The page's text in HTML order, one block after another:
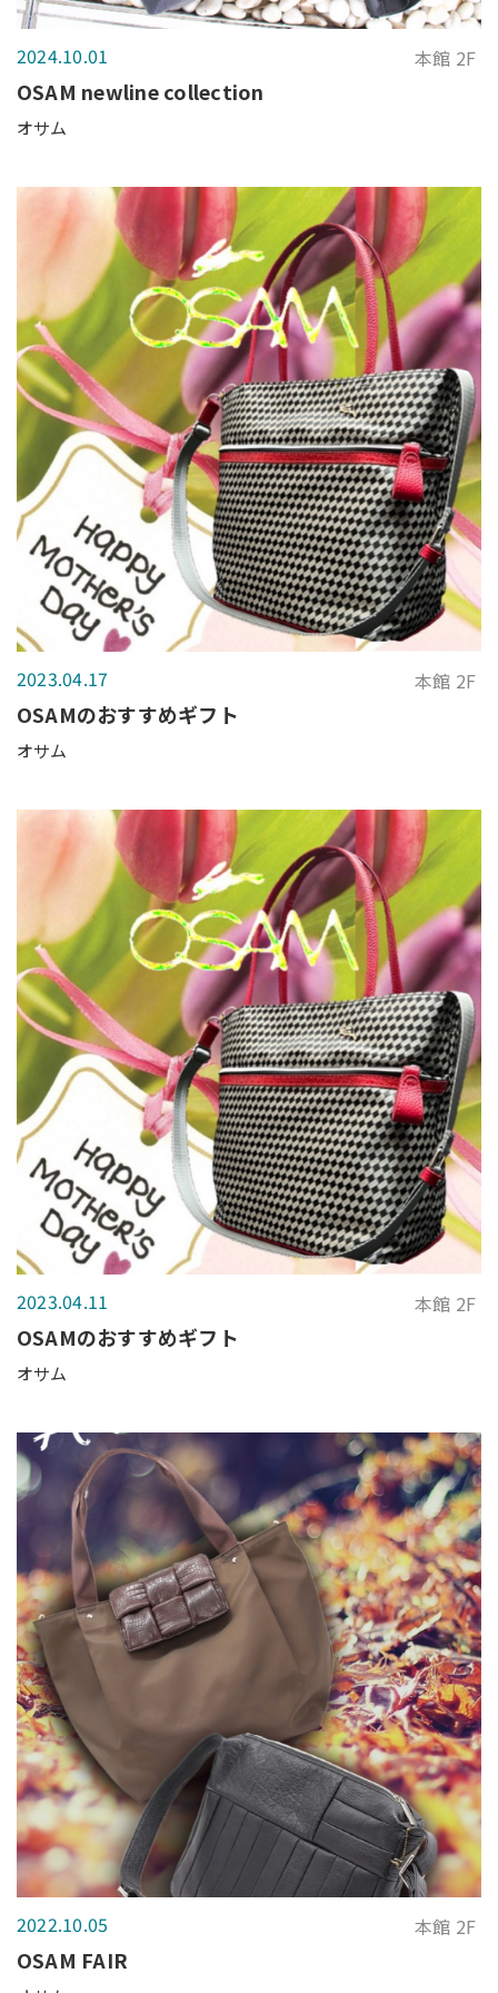
2024.10.01 本館 2F
OSAM newline collection
オサム
2023.04.17 本館 2F
OSAMのおすすめギフト
オサム
2023.04.11 本館 2F
OSAMのおすすめギフト
オサム
2022.10.05 本館 2F
OSAM FAIR